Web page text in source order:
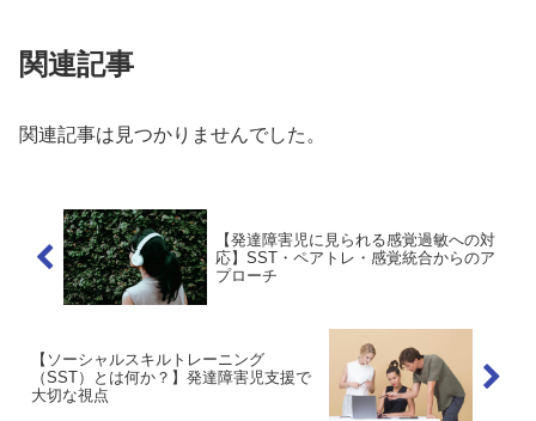
関連記事
関連記事は見つかりませんでした。
【発達障害児に見られる感覚過敏への対
応】SST・ペアトレ・感覚統合からのア
プローチ
【ソーシャルスキルトレーニング
（SST）とは何か？】発達障害児支援で
大切な視点